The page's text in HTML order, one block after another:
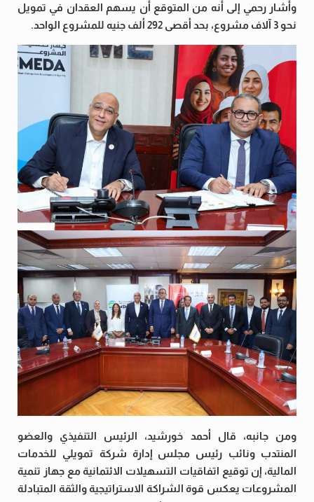
وأشار رحمي إلى أنه من المتوقع أن يسهم العقدان في تمويل
نحو 3 آلاف مشروع، بحد أقصى 292 ألف جنيه للمشروع الواحد.
ومن جانبه، قال أحمد خورشيد، الرئيس التنفيذي والعضو
المنتدب ونائب رئيس مجلس إدارة شركة تمويلي للخدمات
المالية، إن توقيع اتفاقيات التسهيلات الائتمانية مع جهاز تنمية
المشروعات يعكس قوة الشراكة الاستراتيجية والثقة المتبادلة